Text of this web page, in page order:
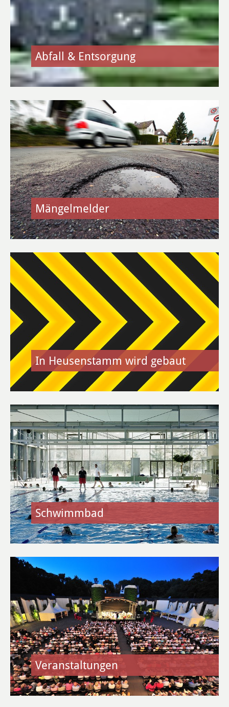
Abfall & Entsorgung
Mängelmelder
In Heusenstamm wird gebaut
Schwimmbad
Veranstaltungen
Umwelt & Energie
Bürgerinformation Klimaschutz
Bürgerinformation Klimaschutz
Klimaschutzkonzept
Natur & Umwelt
Energie
Stadtradeln
Stadtradeln Heusenstamm
Kommunale Wärmeplanung
Detail-Wärmeplanung
Smart City
Glasfaserausbau
Öffentliches WLAN
FREIZEIT & KULTUR
Veranstaltungen
Veranstaltungskalender
Regelmäßige Veranstaltungen
Heusenstammer Sommer
Sport & Freizeit
Schwimmbad
Kultur- & Sportzentrum Martinsee
Sportanlagen
Rad fahren
Zukunftsforum Sport
Kulturangebote
Musikschule & Volkshochschule
Haus der Stadtgeschichte